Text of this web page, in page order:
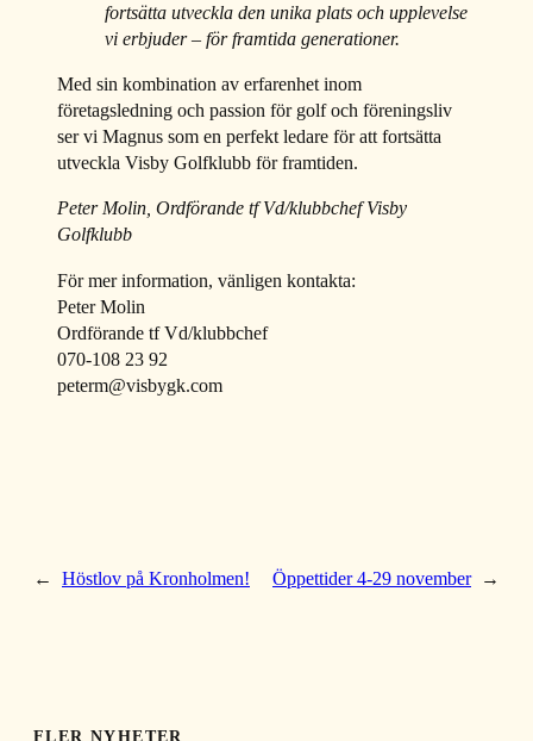
fortsätta utveckla den unika plats och upplevelse
vi erbjuder – för framtida generationer.
Med sin kombination av erfarenhet inom
företagsledning och passion för golf och föreningsliv
ser vi Magnus som en perfekt ledare för att fortsätta
utveckla Visby Golfklubb för framtiden.
Peter Molin, Ordförande tf Vd/klubbchef Visby
Golfklubb
För mer information, vänligen kontakta:
Peter Molin
Ordförande tf Vd/klubbchef
070-108 23 92
peterm@visbygk.com
← Höstlov på Kronholmen! Öppettider 4-29 november →
FLER NYHETER